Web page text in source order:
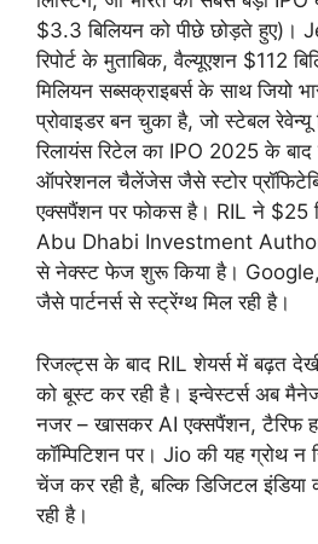
$3.3 बिलियन को पीछे छोड़ते हुए)।
रिपोर्ट के मुताबिक, वैल्यूएशन $112
मिलियन सब्सक्राइबर्स के साथ जियो
प्रोवाइडर बन चुका है, जो स्टेबल रेवेन्यू
रिलायंस रिटेल का IPO 2025 के बाद
ऑपरेशनल चैलेंजेस जैसे स्टोर
एक्सपैंशन पर फोकस है। RIL ने $25
Abu Dhabi Investment
से नेक्स्ट फेज शुरू किया है।
जैसे पार्टनर्स से स्ट्रेंग्थ मिल रही है।
रिजल्ट्स के बाद RIL शेयर्स में बढ़त
को बूस्ट कर रही है। इन्वेस्टर्स अब
नजर – खासकर AI एक्सपैंशन, टैरिफ
कॉम्पिटिशन पर। Jio की यह ग्रोथ न
चेंज कर रही है, बल्कि डिजिटल
रही है।